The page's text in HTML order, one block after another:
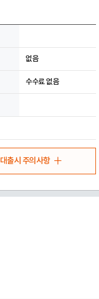
없음
수수료 없음
대출시 주의사항